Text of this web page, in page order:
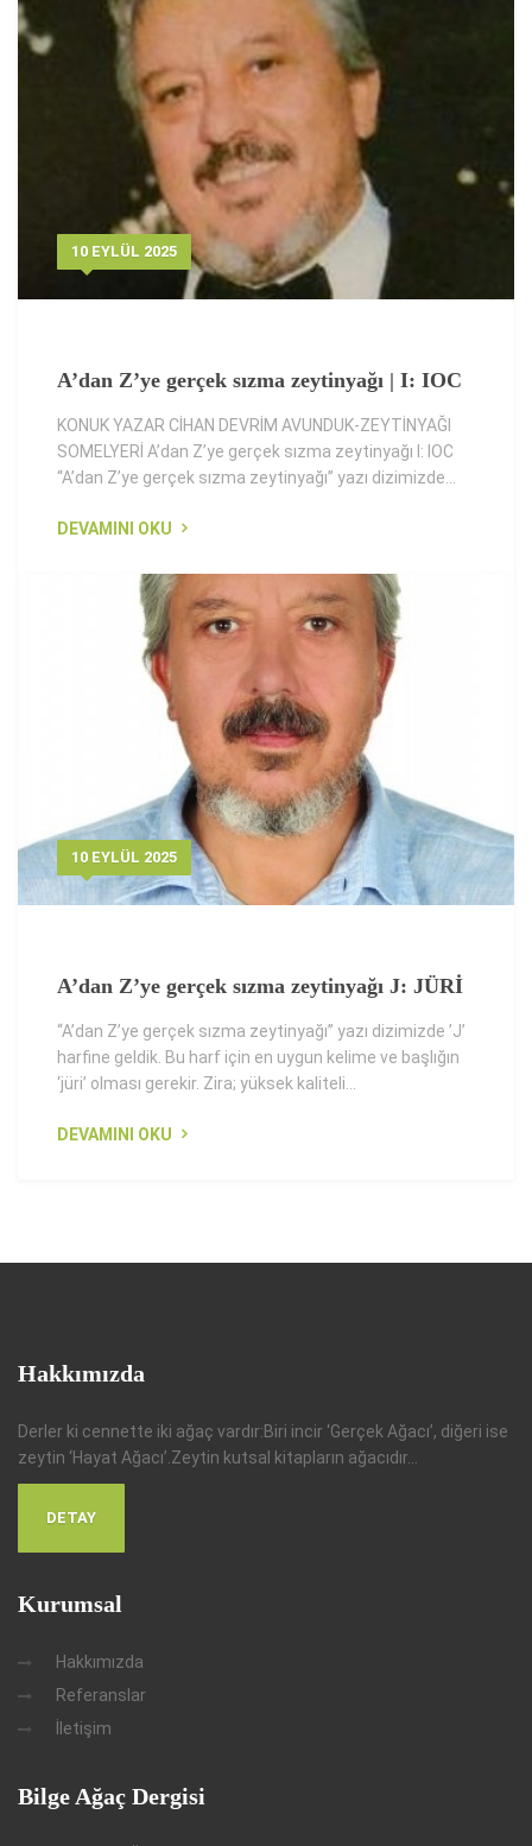
10 EYLÜL 2025
A’dan Z’ye gerçek sızma zeytinyağı | I: IOC
KONUK YAZAR CİHAN DEVRİM AVUNDUK-ZEYTİNYAĞI
SOMELYERİ A’dan Z’ye gerçek sızma zeytinyağı I: IOC
“A’dan Z’ye gerçek sızma zeytinyağı” yazı dizimizde...
DEVAMINI OKU
10 EYLÜL 2025
A’dan Z’ye gerçek sızma zeytinyağı J: JÜRİ
“A’dan Z’ye gerçek sızma zeytinyağı” yazı dizimizde ’J’
harfine geldik. Bu harf için en uygun kelime ve başlığın
‘jüri’ olması gerekir. Zira; yüksek kaliteli...
DEVAMINI OKU
Hakkımızda
Derler ki cennette iki ağaç vardır:Biri incir ‘Gerçek Ağacı’, diğeri ise
zeytin ‘Hayat Ağacı’.Zeytin kutsal kitapların ağacıdır...
DETAY
Kurumsal
Hakkımızda
Referanslar
İletişim
Bilge Ağaç Dergisi